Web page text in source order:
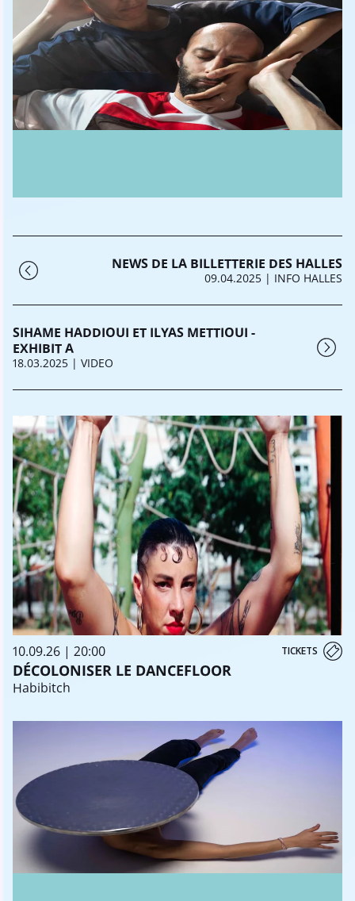
NEWS DE LA BILLETTERIE DES HALLES
09.04.2025 | INFO HALLES
SIHAME HADDIOUI ET ILYAS METTIOUI -
EXHIBIT A
18.03.2025 | VIDEO
10.09.26 | 20:00 TICKETS
DÉCOLONISER LE DANCEFLOOR
Habibitch